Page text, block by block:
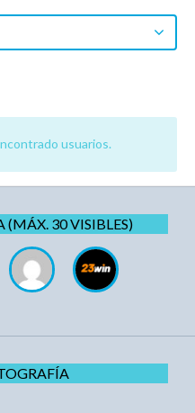
usuarios.
(MÁX. 30 VISIBLES)